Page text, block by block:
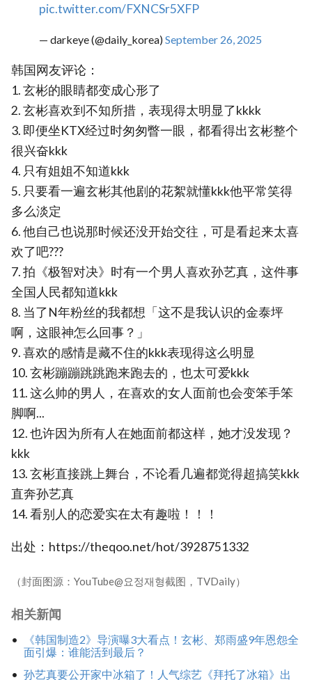
pic.twitter.com/FXNCSr5XFP
— darkeye (@daily_korea)September 26, 2025
韩国网友评论：
1. 玄彬的眼睛都变成心形了
2. 玄彬喜欢到不知所措，表现得太明显了kkkk
3. 即便坐KTX经过时匆匆瞥一眼，都看得出玄彬整个
很兴奋kkk
4. 只有姐姐不知道kkk
5. 只要看一遍玄彬其他剧的花絮就懂kkk他平常笑得
多么淡定
6. 他自己也说那时候还没开始交往，可是看起来太喜
欢了吧???
7. 拍《极智对决》时有一个男人喜欢孙艺真，这件事
全国人民都知道kkk
8. 当了N年粉丝的我都想「这不是我认识的金泰坪
啊，这眼神怎么回事？」
9. 喜欢的感情是藏不住的kkk表现得这么明显
10. 玄彬蹦蹦跳跳跑来跑去的，也太可爱kkk
11. 这么帅的男人，在喜欢的女人面前也会变笨手笨
脚啊...
12. 也许因为所有人在她面前都这样，她才没发现？
kkk
13. 玄彬直接跳上舞台，不论看几遍都觉得超搞笑kkk
直奔孙艺真
14. 看别人的恋爱实在太有趣啦！！！
出处：https://theqoo.net/hot/3928751332
（封面图源：YouTube@요정재형截图，TVDaily）
相关新闻
《韩国制造2》导演曝3大看点！玄彬、郑雨盛9年恩怨全
面引爆：谁能活到最后？
孙艺真要公开家中冰箱了！人气综艺《拜托了冰箱》出